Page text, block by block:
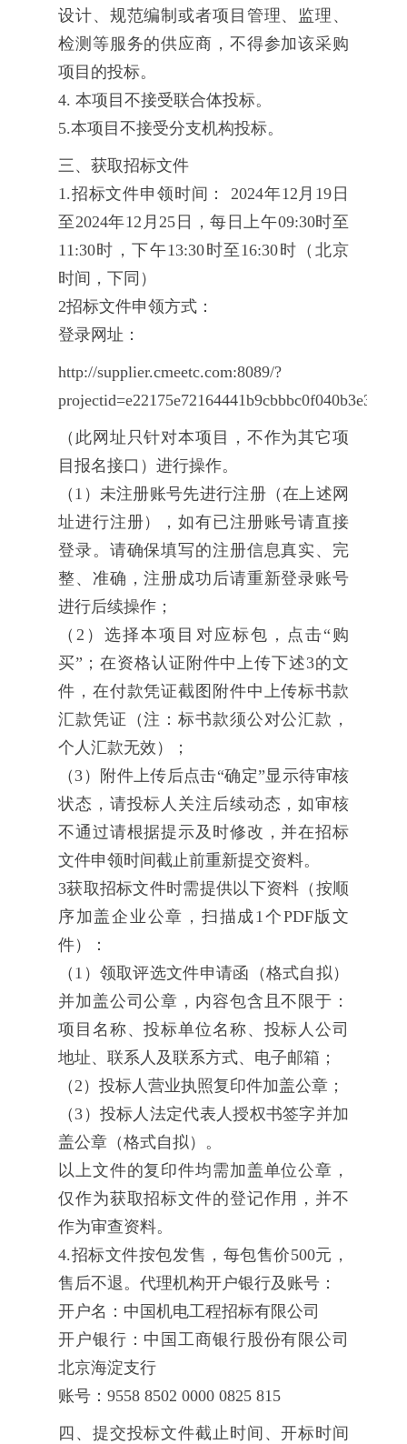
设计、规范编制或者项目管理、监理、
检测等服务的供应商，不得参加该采购
项目的投标。
4. 本项目不接受联合体投标。
5.本项目不接受分支机构投标。
三、获取招标文件
1.招标文件申领时间： 2024年12月19日
至2024年12月25日，每日上午09:30时至
11:30时，下午13:30时至16:30时（北京
时间，下同）
2招标文件申领方式：
登录网址：
http://supplier.cmeetc.com:8089/?
projectid=e22175e72164441b9cbbbc0f040b3e39
（此网址只针对本项目，不作为其它项
目报名接口）进行操作。
（1）未注册账号先进行注册（在上述网
址进行注册），如有已注册账号请直接
登录。请确保填写的注册信息真实、完
整、准确，注册成功后请重新登录账号
进行后续操作；
（2）选择本项目对应标包，点击“购
买”；在资格认证附件中上传下述3的文
件，在付款凭证截图附件中上传标书款
汇款凭证（注：标书款须公对公汇款，
个人汇款无效）；
（3）附件上传后点击“确定”显示待审核
状态，请投标人关注后续动态，如审核
不通过请根据提示及时修改，并在招标
文件申领时间截止前重新提交资料。
3获取招标文件时需提供以下资料（按顺
序加盖企业公章，扫描成1个PDF版文
件）：
（1）领取评选文件申请函（格式自拟）
并加盖公司公章，内容包含且不限于：
项目名称、投标单位名称、投标人公司
地址、联系人及联系方式、电子邮箱；
（2）投标人营业执照复印件加盖公章；
（3）投标人法定代表人授权书签字并加
盖公章（格式自拟）。
以上文件的复印件均需加盖单位公章，
仅作为获取招标文件的登记作用，并不
作为审查资料。
4.招标文件按包发售，每包售价500元，
售后不退。代理机构开户银行及账号：
开户名：中国机电工程招标有限公司
开户银行：中国工商银行股份有限公司
北京海淀支行
账号：9558 8502 0000 0825 815
四、提交投标文件截止时间、开标时间